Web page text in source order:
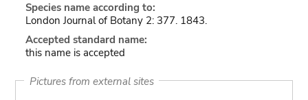
Species name according to:
London Journal of Botany 2: 377. 1843.
Accepted standard name:
this name is accepted
Pictures from external sites